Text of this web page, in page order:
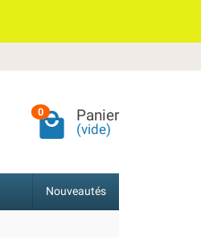
0 Panier
(vide)
Nouveautés